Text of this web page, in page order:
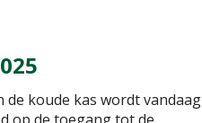
de koude kas wordt vandaag